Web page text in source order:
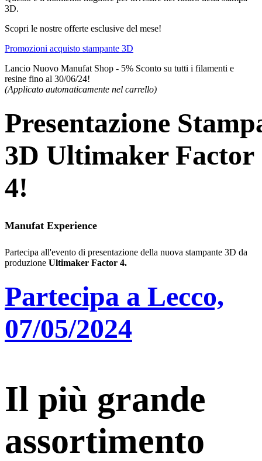
3D.
Scopri le nostre offerte esclusive del mese!
Promozioni acquisto stampante 3D
Lancio Nuovo Manufat Shop - 5% Sconto su tutti i filamenti e
resine fino al 30/06/24!
(Applicato automaticamente nel carrello)
Presentazione
3D Ultimaker Factor
4!
Manufat Experience
Partecipa all'evento di presentazione della nuova stampante 3D da
produzione Ultimaker Factor 4.
Partecipa a Lecco,
07/05/2024
Il più grande
assortimento